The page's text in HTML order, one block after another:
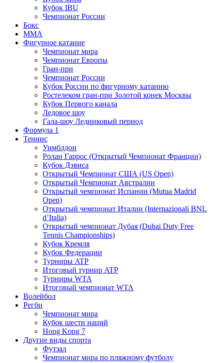
Кубок IBU
Чемпионат России
Бокс
MMA
Фигурное катание
Чемпионат мира
Чемпионат Европы
Гран-при
Чемпионат России
Кубок России по фигурному катанию
Ростелеком гран-при Золотой конек Москвы
Кубок Первого канала
Ледовое шоу
Гала-шоу Ледниковый период
Формула 1
Теннис
Уимблдон
Ролан Гаррос (Открытый Чемпионат Франции)
Кубок Дэвиса
Открытый Чемпионат США (US Open)
Открытый Чемпионат Австралии
Открытый чемпионат Испании (Mutua Madrid
Open)
Открытый чемпионат Италии (Internazionali BNL
d’Italia)
Открытый чемпионат Дубая (Dubai Duty Free
Tennis Championships)
Кубок Кремля
Кубок Федерации
Турниры ATP
Итоговый турнир ATP
Турниры WTA
Итоговый чемпионат WTA
Волейбол
Регби
Чемпионат мира
Кубок шести наций
Hong Kong 7
Другие виды спорта
Футзал
Чемпионат мира по пляжному футболу